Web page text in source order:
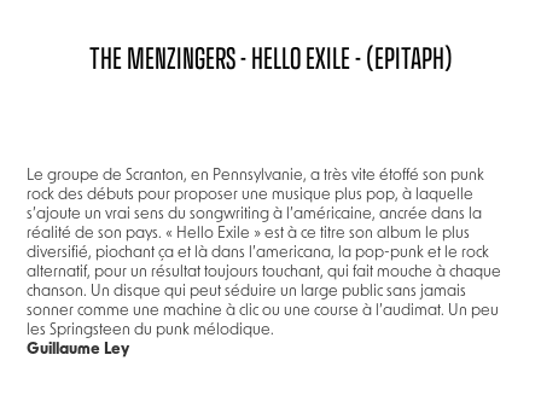
THE MENZINGERS - HELLO EXILE - (EPITAPH)
Le groupe de Scranton, en Pennsylvanie, a très vite étoffé son punk
rock des débuts pour proposer une musique plus pop, à laquelle
s’ajoute un vrai sens du songwriting à l’américaine, ancrée dans la
réalité de son pays. « Hello Exile » est à ce titre son album le plus
diversifié, piochant ça et là dans l’americana, la pop-punk et le rock
alternatif, pour un résultat toujours touchant, qui fait mouche à chaque
chanson. Un disque qui peut séduire un large public sans jamais
sonner comme une machine à clic ou une course à l’audimat. Un peu
les Springsteen du punk mélodique.
Guillaume Ley